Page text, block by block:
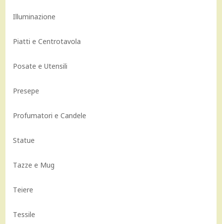
Illuminazione
Piatti e Centrotavola
Posate e Utensili
Presepe
Profumatori e Candele
Statue
Tazze e Mug
Teiere
Tessile